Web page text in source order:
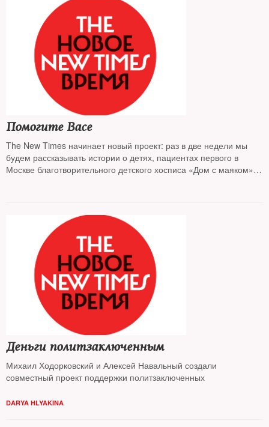
Помогите Васе
The New Times начинает новый проект: раз в две недели мы
будем рассказывать истории о детях, пациентах первого в
Москве благотворительного детского хосписа «Дом с маяком»,
Деньги политзаключенным
Михаил Ходорковский и Алексей Навальный создали
совместный проект поддержки политзаключенных
DARYA HLYAKINA